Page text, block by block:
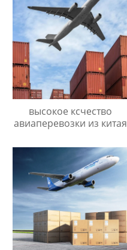
высокое ксчество
авиаперевозки из китая